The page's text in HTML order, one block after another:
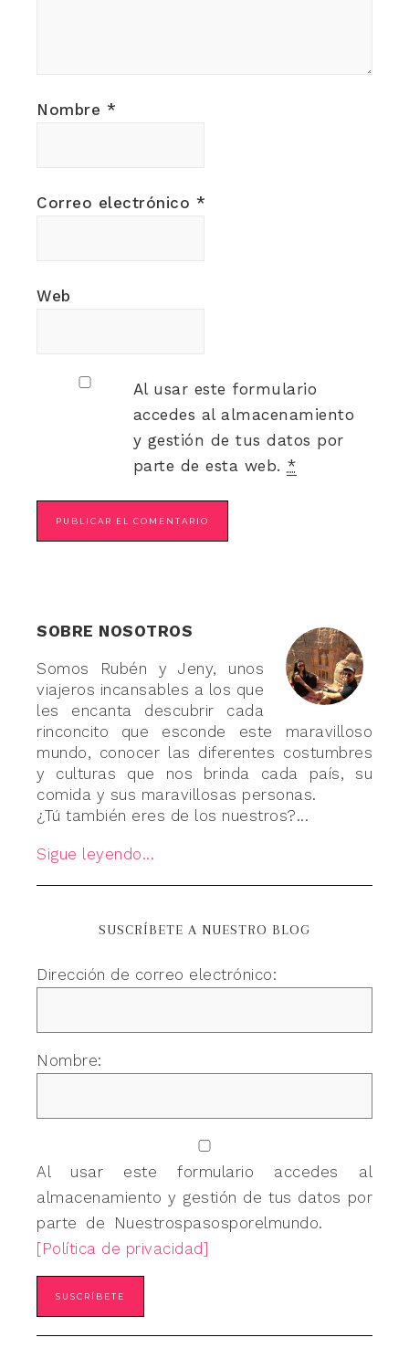
Nombre *
Correo electrónico *
Web
Al usar este formulario
accedes al almacenamiento
y gestión de tus datos por
parte de esta web. *
SOBRE NOSOTROS
Somos Rubén y Jeny, unos
viajeros incansables a los que
les encanta descubrir cada
rinconcito que esconde este maravilloso
mundo, conocer las diferentes costumbres
y culturas que nos brinda cada país, su
comida y sus maravillosas personas.
¿Tú también eres de los nuestros?...
Sigue leyendo...
SUSCRÍBETE A NUESTRO BLOG
Dirección de correo electrónico:
Nombre:
Al usar este formulario accedes al
almacenamiento y gestión de tus datos por
parte de Nuestrospasosporelmundo.
[Política de privacidad]